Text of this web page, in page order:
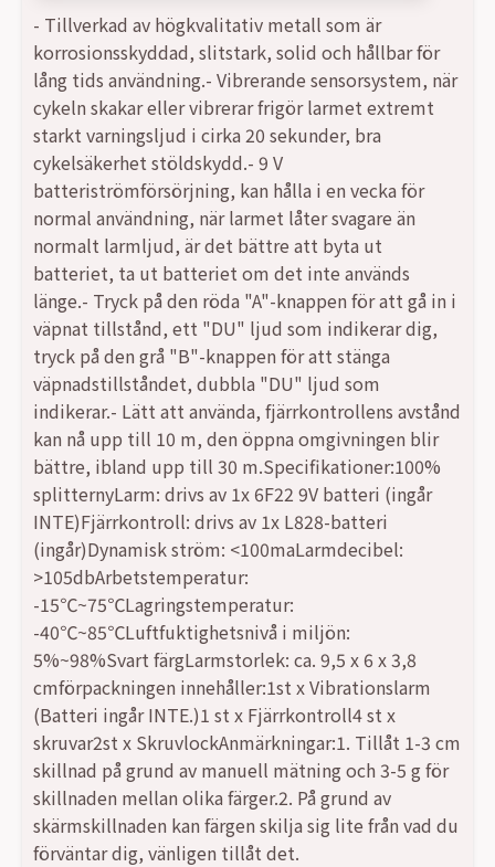
priset
var:
349,00 kr.
priset
är:
299,00 kr.
- Tillverkad av högkvalitativ metall som är
korrosionsskyddad, slitstark, solid och hållbar för
lång tids användning.- Vibrerande sensorsystem, när
cykeln skakar eller vibrerar frigör larmet extremt
starkt varningsljud i cirka 20 sekunder, bra
cykelsäkerhet stöldskydd.- 9 V
batteriströmförsörjning, kan hålla i en vecka för
normal användning, när larmet låter svagare än
normalt larmljud, är det bättre att byta ut
batteriet, ta ut batteriet om det inte används
länge.- Tryck på den röda "A"-knappen för att gå in i
väpnat tillstånd, ett "DU" ljud som indikerar dig,
tryck på den grå "B"-knappen för att stänga
väpnadstillståndet, dubbla "DU" ljud som
indikerar.- Lätt att använda, fjärrkontrollens avstånd
kan nå upp till 10 m, den öppna omgivningen blir
bättre, ibland upp till 30 m.Specifikationer:100%
splitternyLarm: drivs av 1x 6F22 9V batteri (ingår
INTE)Fjärrkontroll: drivs av 1x L828-batteri
(ingår)Dynamisk ström: <100maLarmdecibel:
>105dbArbetstemperatur:
-15℃~75℃Lagringstemperatur:
-40℃~85℃Luftfuktighetsnivå i miljön:
5%~98%Svart färgLarmstorlek: ca. 9,5 x 6 x 3,8
cmförpackningen innehåller:1st x Vibrationslarm
(Batteri ingår INTE.)1 st x Fjärrkontroll4 st x
skruvar2st x SkruvlockAnmärkningar:1. Tillåt 1-3 cm
skillnad på grund av manuell mätning och 3-5 g för
skillnaden mellan olika färger.2. På grund av
skärmskillnaden kan färgen skilja sig lite från vad du
förväntar dig, vänligen tillåt det.